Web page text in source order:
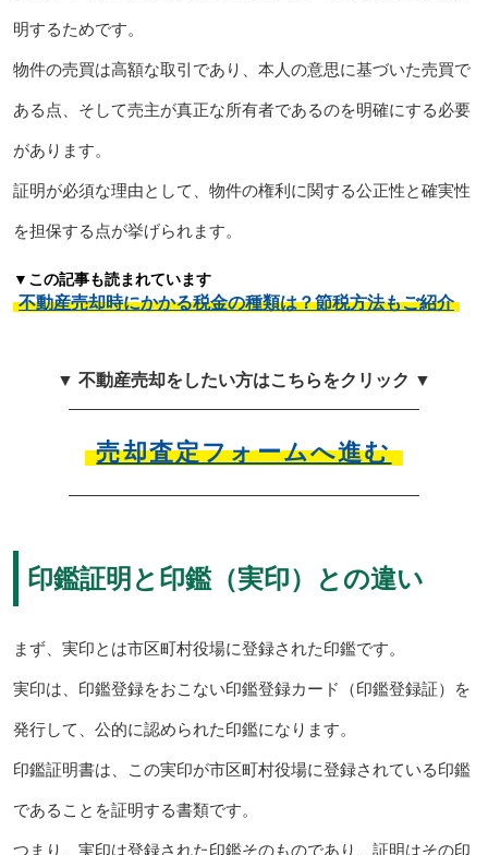
明するためです。
物件の売買は高額な取引であり、本人の意思に基づいた売買で
ある点、そして売主が真正な所有者であるのを明確にする必要
があります。
証明が必須な理由として、物件の権利に関する公正性と確実性
を担保する点が挙げられます。
▼この記事も読まれています
不動産売却時にかかる税金の種類は？節税方法もご紹介
▼ 不動産売却をしたい方はこちらをクリック ▼
売却査定フォームへ進む
印鑑証明と印鑑（実印）との違い
まず、実印とは市区町村役場に登録された印鑑です。
実印は、印鑑登録をおこない印鑑登録カード（印鑑登録証）を
発行して、公的に認められた印鑑になります。
印鑑証明書は、この実印が市区町村役場に登録されている印鑑
であることを証明する書類です。
つまり、実印は登録された印鑑そのものであり、証明はその印